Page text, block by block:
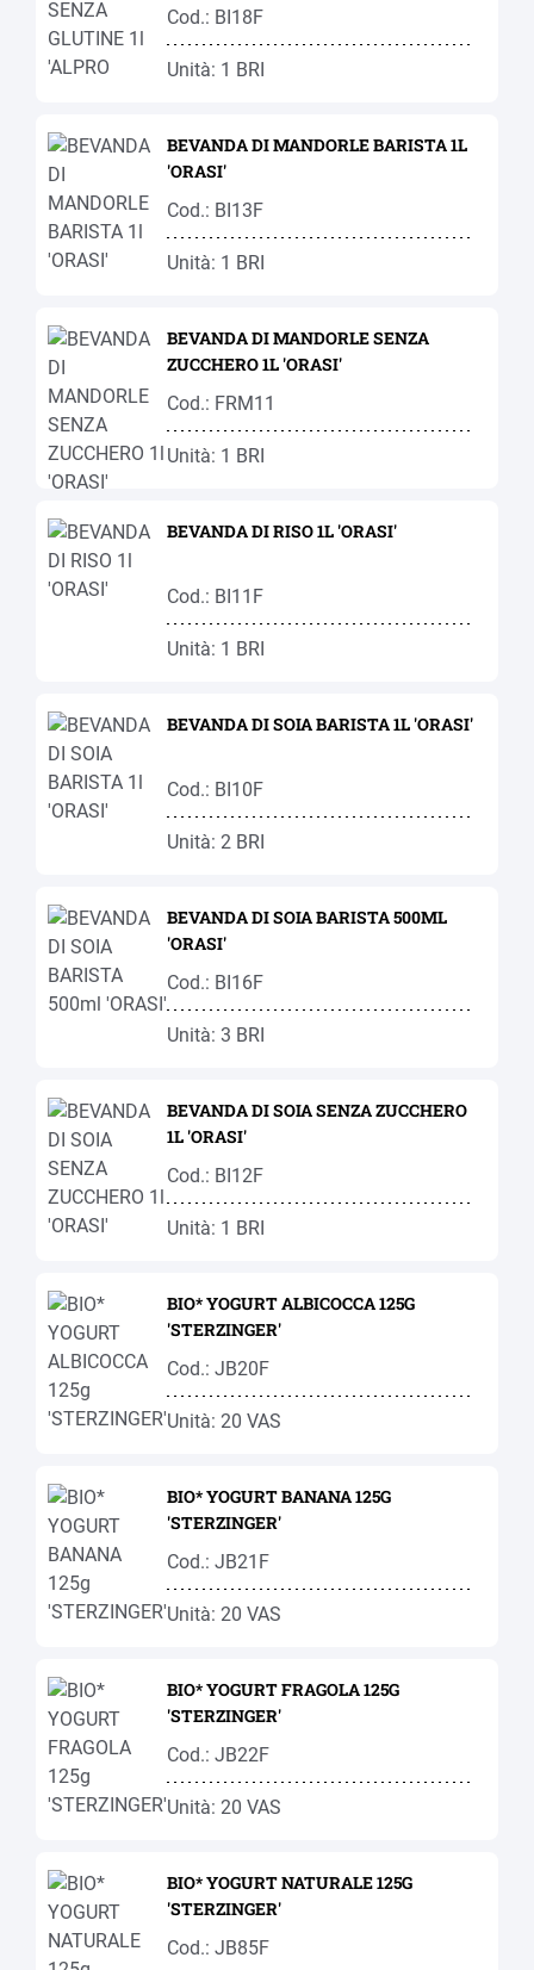
Cod.: BI18F
Unità: 1 BRI
BEVANDA DI MANDORLE BARISTA 1L
'ORASI'
Cod.: BI13F
Unità: 1 BRI
BEVANDA DI MANDORLE SENZA
ZUCCHERO 1L 'ORASI'
Cod.: FRM11
Unità: 1 BRI
BEVANDA DI RISO 1L 'ORASI'
Cod.: BI11F
Unità: 1 BRI
BEVANDA DI SOIA BARISTA 1L 'ORASI'
Cod.: BI10F
Unità: 2 BRI
BEVANDA DI SOIA BARISTA 500ML
'ORASI'
Cod.: BI16F
Unità: 3 BRI
BEVANDA DI SOIA SENZA ZUCCHERO
1L 'ORASI'
Cod.: BI12F
Unità: 1 BRI
BIO* YOGURT ALBICOCCA 125G
'STERZINGER'
Cod.: JB20F
Unità: 20 VAS
BIO* YOGURT BANANA 125G
'STERZINGER'
Cod.: JB21F
Unità: 20 VAS
BIO* YOGURT FRAGOLA 125G
'STERZINGER'
Cod.: JB22F
Unità: 20 VAS
BIO* YOGURT NATURALE 125G
'STERZINGER'
Cod.: JB85F